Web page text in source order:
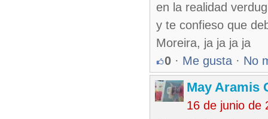
en la realidad
y te confieso que
Moreira, ja ja ja ja
0 · Me gusta · No
May Aramis
16 de junio de